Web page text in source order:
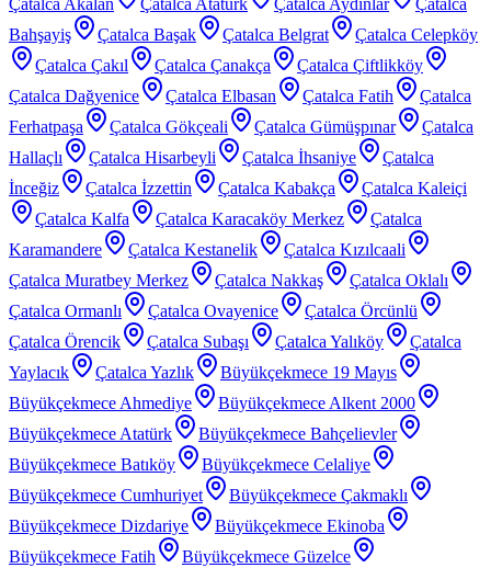
Çatalca Akalan
Çatalca Atatürk Çatalca Aydınlar
Çatalca
Bahşayiş
Çatalca Başak Çatalca Belgrat
Çatalca Celepköy
Çatalca Çakıl
Çatalca Çanakça
Çatalca Çiftlikköy
Çatalca Dağyenice
Çatalca Elbasan Çatalca Fatih
Çatalca
Ferhatpaşa
Çatalca Gökçeali Çatalca Gümüşpınar
Çatalca
Hallaçlı
Çatalca Hisarbeyli Çatalca İhsaniye
Çatalca
İnceğiz
Çatalca İzzettin Çatalca Kabakça
Çatalca Kaleiçi
Çatalca Kalfa
Çatalca Karacaköy Merkez
Çatalca
Karamandere
Çatalca Kestanelik
Çatalca Kızılcaali
Çatalca Muratbey Merkez
Çatalca Nakkaş
Çatalca Oklalı
Çatalca Ormanlı
Çatalca Ovayenice
Çatalca Örcünlü
Çatalca Örencik
Çatalca Subaşı Çatalca Yalıköy
Çatalca
Yaylacık
Çatalca Yazlık
Büyükçekmece 19 Mayıs
Büyükçekmece Ahmediye
Büyükçekmece Alkent 2000
Büyükçekmece Atatürk
Büyükçekmece Bahçelievler
Büyükçekmece Batıköy
Büyükçekmece Celaliye
Büyükçekmece Cumhuriyet
Büyükçekmece Çakmaklı
Büyükçekmece Dizdariye
Büyükçekmece Ekinoba
Büyükçekmece Fatih
Büyükçekmece Güzelce